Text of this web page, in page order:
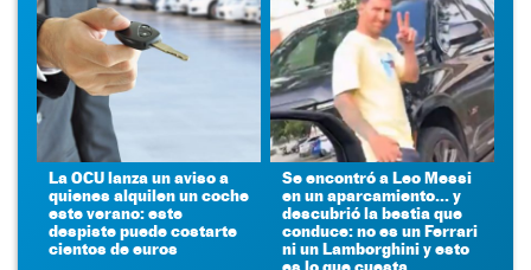
La OCU lanza un aviso a
quienes alquilen un coche
este verano: este
despiste puede costarte
cientos de euros
Se encontró a Leo Messi
en un aparcamiento... y
descubrió la bestia que
conduce: no es un Ferrari
ni un Lamborghini y esto
es lo que cuesta